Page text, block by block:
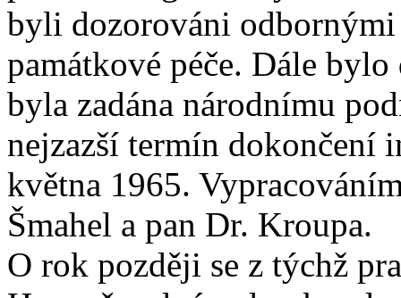
byli dozorováni
památkové péče. Dále
byla zadána národnímu
nejzazší termín dokončení
května 1965.
Šmahel a pan Dr. Kroupa.
O rok později se z týchž